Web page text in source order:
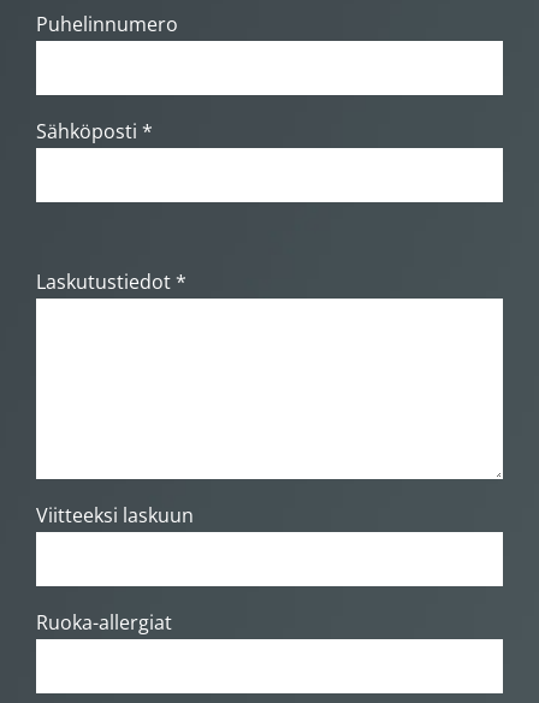
Puhelinnumero
Sähköposti *
Laskutustiedot *
Viitteeksi laskuun
Ruoka-allergiat